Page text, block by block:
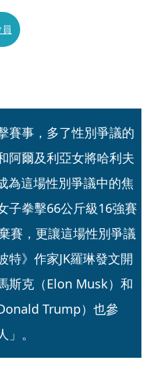
賽事，多了性別爭議的
阿爾及利亞女將哈利夫
為這場性別爭議中的焦
子拳擊66公斤級16強賽
賽，更讓這場性別爭議
特》作家JK羅琳發文開
斯克（Elon Musk）和
Trump）也參
。